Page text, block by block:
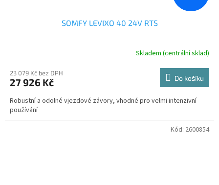
SOMFY LEVIXO 40 24V RTS
Skladem (centrální sklad)
23 079 Kč bez DPH
27 926 Kč Do košíku
Robustní a odolné vjezdové závory, vhodné pro velmi intenzivní
používání
Kód: 2600854